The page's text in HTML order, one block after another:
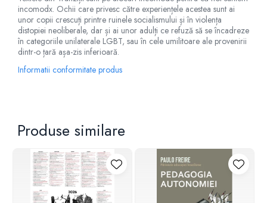
incomodx. Ochii care privesc către experiențele acestea sunt ai
unor copii crescuți printre ruinele socialismului și în violența
distopiei neoliberale, dar și ai unor adulți ce refuză să se încadreze
în categoriile unilaterale LGBT, sau în cele umilitoare ale provenirii
dintr-o țară așa-zis inferioară.
Informatii conformitate produs
Produse similare